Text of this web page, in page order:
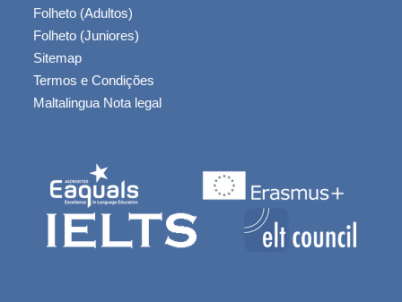
Folheto (Adultos)
Folheto (Juniores)
Sitemap
Termos e Condições
Maltalingua Nota legal